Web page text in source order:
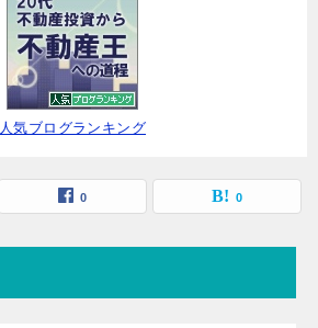
人気ブログランキング
0 0